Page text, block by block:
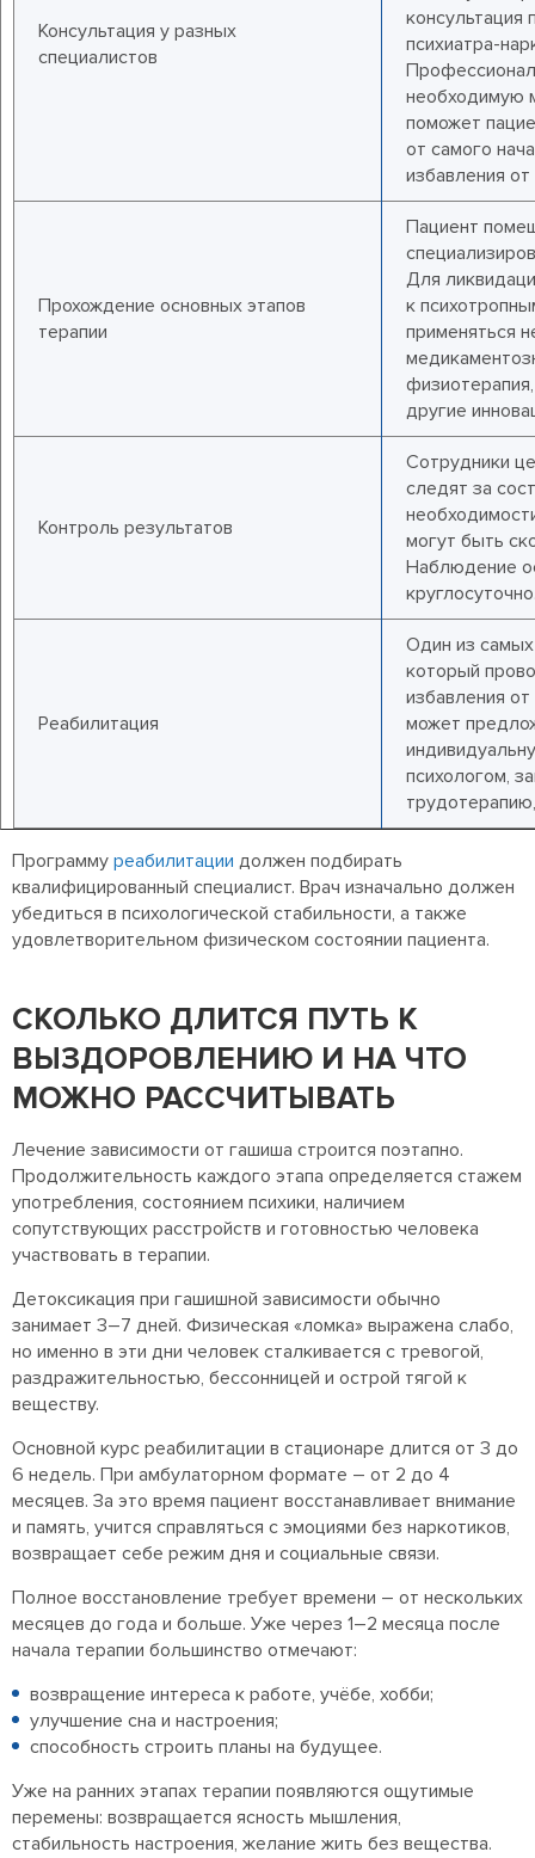
Консультация у разных
специалистов
консультация
психиатра-
необходимую
поможет
от самого
избавления
Прохождение основных этапов
терапии
Пациент
Для
к
применяться
другие
Контроль результатов
Сотрудники
следят за
могут быть
Наблюдение
Реабилитация
Один из
который
избавления
может
психологом,
Программу реабилитации должен подбирать
квалифицированный специалист. Врач изначально должен
убедиться в психологической стабильности, а также
удовлетворительном физическом состоянии пациента.
СКОЛЬКО ДЛИТСЯ ПУТЬ К
ВЫЗДОРОВЛЕНИЮ И НА ЧТО
МОЖНО РАССЧИТЫВАТЬ
Лечение зависимости от гашиша строится поэтапно.
Продолжительность каждого этапа определяется стажем
употребления, состоянием психики, наличием
сопутствующих расстройств и готовностью человека
участвовать в терапии.
Детоксикация при гашишной зависимости обычно
занимает 3–7 дней. Физическая «ломка» выражена слабо,
но именно в эти дни человек сталкивается с тревогой,
раздражительностью, бессонницей и острой тягой к
веществу.
Основной курс реабилитации в стационаре длится от 3 до
6 недель. При амбулаторном формате – от 2 до 4
месяцев. За это время пациент восстанавливает внимание
и память, учится справляться с эмоциями без наркотиков,
возвращает себе режим дня и социальные связи.
Полное восстановление требует времени – от нескольких
месяцев до года и больше. Уже через 1–2 месяца после
начала терапии большинство отмечают:
возвращение интереса к работе, учёбе, хобби;
улучшение сна и настроения;
способность строить планы на будущее.
Уже на ранних этапах терапии появляются ощутимые
перемены: возвращается ясность мышления,
стабильность настроения, желание жить без вещества.